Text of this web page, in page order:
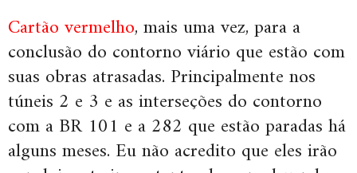
Cartão vermelho, mais uma vez, para a
conclusão do contorno viário que estão com
suas obras atrasadas. Principalmente nos
túneis 2 e 3 e as interseções do contorno
com a BR 101 e a 282 que estão paradas há
alguns meses. Eu não acredito que eles irão